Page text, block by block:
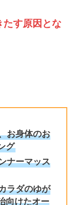
たす原因とな
お身体のお
グ
ナーマッス
ラダのゆが
向けたオー